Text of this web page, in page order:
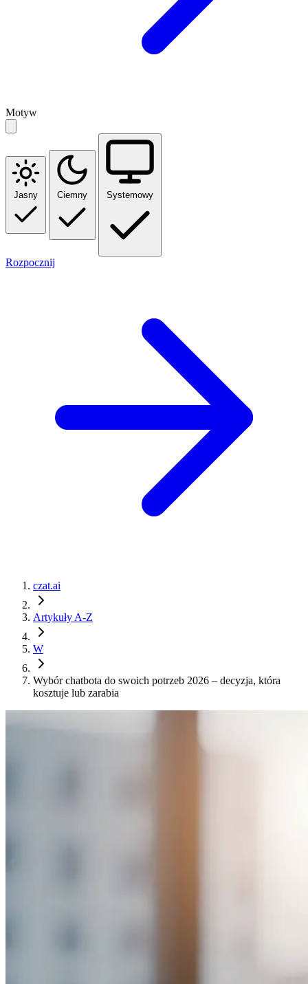
Motyw
Jasny Ciemny Systemowy
Rozpocznij
czat.ai
Artykuły A-Z
W
Wybór chatbota do swoich potrzeb 2026 – decyzja, która
kosztuje lub zarabia